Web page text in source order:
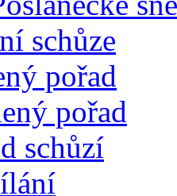
schůze
pořad
pořad
schůzí